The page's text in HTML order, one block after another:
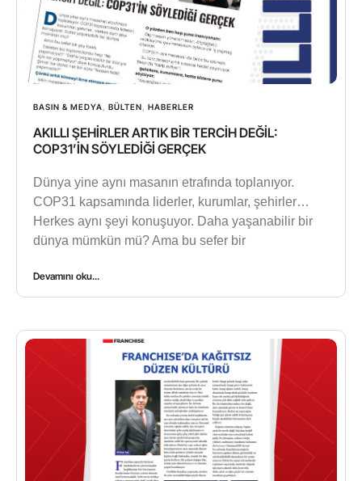
BASIN & MEDYA BÜLTEN HABERLER
AKILLI ŞEHİRLER ARTIK BİR TERCİH DEĞİL:
COP31’İN SÖYLEDİĞİ GERÇEK
Dünya yine aynı masanın etrafında toplanıyor.
COP31 kapsamında liderler, kurumlar, şehirler…
Herkes aynı şeyi konuşuyor. Daha yaşanabilir bir
dünya mümkün mü? Ama bu sefer bir
Devamını oku...